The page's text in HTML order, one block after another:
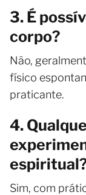
3. É
corpo?
Não,
físico
praticante.
4.
Sim, com